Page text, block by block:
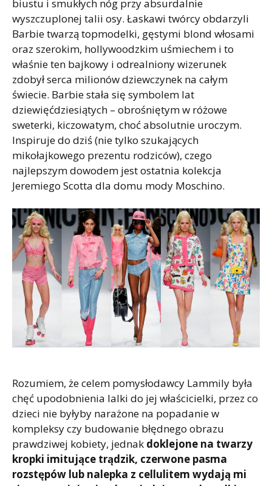
biustu i smukłych nóg przy absurdalnie
wyszczuplonej talii osy. Łaskawi twórcy obdarzyli
Barbie twarzą topmodelki, gęstymi blond włosami
oraz szerokim, hollywoodzkim uśmiechem i to
właśnie ten bajkowy i odrealniony wizerunek
zdobył serca milionów dziewczynek na całym
świecie. Barbie stała się symbolem lat
dziewięćdziesiątych – obrośniętym w różowe
sweterki, kiczowatym, choć absolutnie uroczym.
Inspiruje do dziś (nie tylko szukających
mikołajkowego prezentu rodziców), czego
najlepszym dowodem jest ostatnia kolekcja
Jeremiego Scotta dla domu mody Moschino.
Rozumiem, że celem pomysłodawcy Lammily była
chęć upodobnienia lalki do jej właścicielki, przez co
dzieci nie byłyby narażone na popadanie w
kompleksy czy budowanie błędnego obrazu
prawdziwej kobiety, jednak doklejone na twarzy
kropki imitujące trądzik, czerwone pasma
rozstępów lub nalepka z cellulitem wydają mi